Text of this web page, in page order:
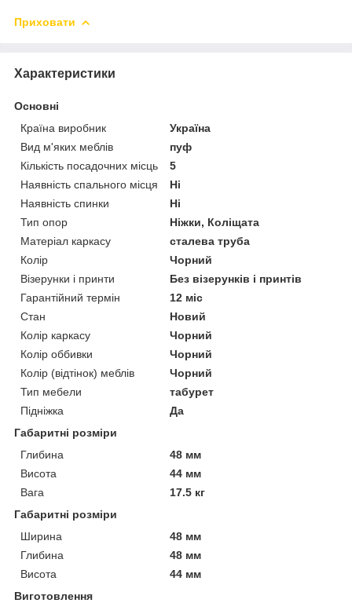
Приховати
Характеристики
Основні
Країна виробник
Україна
Вид м'яких меблів
пуф
Кількість посадочних місць
5
Наявність спального місця
Ні
Наявність спинки
Ні
Тип опор
Ніжки, Коліщата
Матеріал каркасу
сталева труба
Колір
Чорний
Візерунки і принти
Без візерунків і принтів
Гарантійний термін
12 міс
Стан
Новий
Колір каркасу
Чорний
Колір оббивки
Чорний
Колір (відтінок) меблів
Чорний
Тип мебели
табурет
Підніжка
Да
Габаритні розміри
Глибина
48 мм
Висота
44 мм
Вага
17.5 кг
Габаритні розміри
Ширина
48 мм
Глибина
48 мм
Висота
44 мм
Виготовлення